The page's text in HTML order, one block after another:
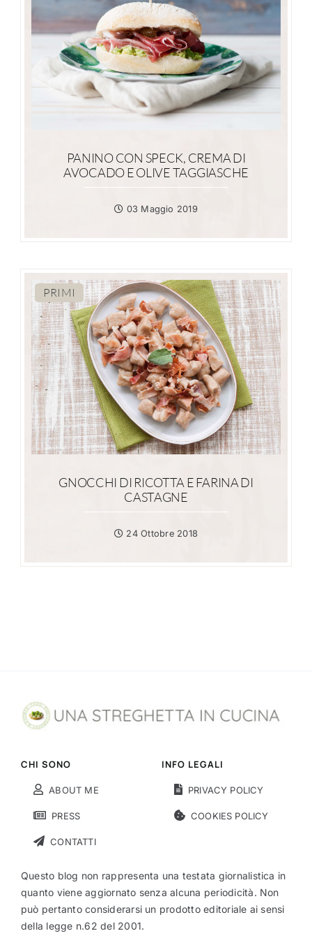
PANINO CON SPECK, CREMA DI
AVOCADO E OLIVE TAGGIASCHE
03 Maggio 2019
PRIMI
GNOCCHI DI RICOTTA E FARINA DI
CASTAGNE
24 Ottobre 2018
CHI SONO
ABOUT ME
PRESS
CONTATTI
INFO LEGALI
PRIVACY POLICY
COOKIES POLICY
Questo blog non rappresenta una testata giornalistica in
quanto viene aggiornato senza alcuna periodicità. Non
può pertanto considerarsi un prodotto editoriale ai sensi
della legge n.62 del 2001.